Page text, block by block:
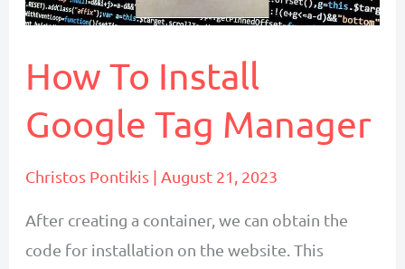
How To Install
Google Tag Manager
Christos Pontikis | August 21, 2023
After creating a container, we can obtain the
code for installation on the website. This